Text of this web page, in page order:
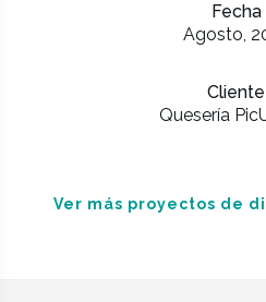
Fecha
Agosto,
Cliente
Quesería
Ver más proyectos de